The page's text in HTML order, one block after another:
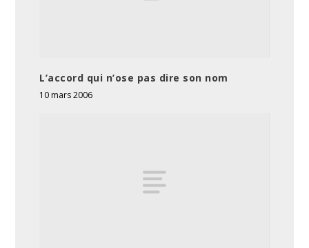
L’accord qui n’ose pas dire son nom
10 mars 2006